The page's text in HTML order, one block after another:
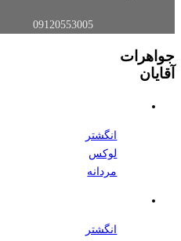
09120553005
جواهرات
آقایان
انگشتر
لوکس
مردانه
انگشتر